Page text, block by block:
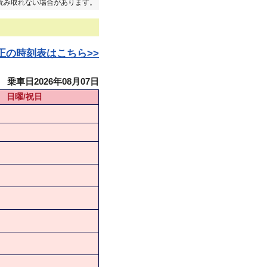
取れない場合があります。
の時刻表はこちら>>
乗車日2026年08月07日
日曜/祝日